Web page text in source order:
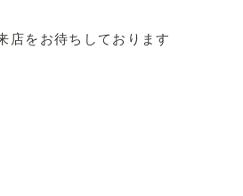
店をお待ちしております